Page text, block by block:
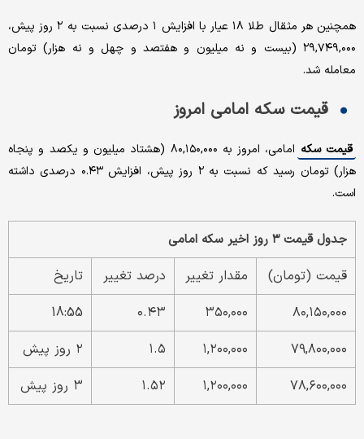
همچنین هر مثقال طلا ۱۸ عیار با افزایش ۱ درصدی نسبت به ۲ روز پیش،
۲۹,۷۴۹,۰۰۰ (بیست و نه میلیون و هفتصد و چهل و نه هزار) تومان
معامله شد.
قیمت سکه امامی امروز
قیمت سکه
امامی، امروز به ۸۰,۱۵۰,۰۰۰ (هشتاد میلیون و یکصد و پنجاه
هزار) تومان رسید که نسبت به ۲ روز پیش، افزایش ۰.۴۳ درصدی داشته
است.
جدول قیمت ۳ روز اخیر سکه امامی
قیمت (تومان) مقدار تغییر درصد تغییر
تاریخ
۸۰,۱۵۰,۰۰۰
۳۵۰,۰۰۰ ۰.۴۳
18:55
۷۹,۸۰۰,۰۰۰
۱,۲۰۰,۰۰۰ ۱.۵
۲ روز پیش
۷۸,۶۰۰,۰۰۰
۱,۲۰۰,۰۰۰ ۱.۵۲ ۳ روز پیش